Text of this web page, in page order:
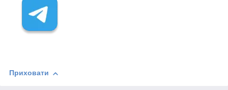
Приховати